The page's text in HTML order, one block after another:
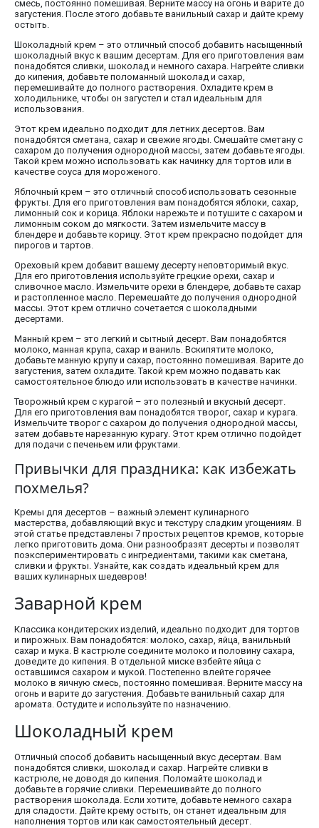
смесь, постоянно помешивая. Верните массу на огонь и варите до
загустения. После этого добавьте ванильный сахар и дайте крему
остыть.
Шоколадный крем – это отличный способ добавить насыщенный
шоколадный вкус к вашим десертам. Для его приготовления вам
понадобятся сливки, шоколад и немного сахара. Нагрейте сливки
до кипения, добавьте поломанный шоколад и сахар,
перемешивайте до полного растворения. Охладите крем в
холодильнике, чтобы он загустел и стал идеальным для
использования.
Этот крем идеально подходит для летних десертов. Вам
понадобятся сметана, сахар и свежие ягоды. Смешайте сметану с
сахаром до получения однородной массы, затем добавьте ягоды.
Такой крем можно использовать как начинку для тортов или в
качестве соуса для мороженого.
Яблочный крем – это отличный способ использовать сезонные
фрукты. Для его приготовления вам понадобятся яблоки, сахар,
лимонный сок и корица. Яблоки нарежьте и потушите с сахаром и
лимонным соком до мягкости. Затем измельчите массу в
блендере и добавьте корицу. Этот крем прекрасно подойдет для
пирогов и тартов.
Ореховый крем добавит вашему десерту неповторимый вкус.
Для его приготовления используйте грецкие орехи, сахар и
сливочное масло. Измельчите орехи в блендере, добавьте сахар
и растопленное масло. Перемешайте до получения однородной
массы. Этот крем отлично сочетается с шоколадными
десертами.
Манный крем – это легкий и сытный десерт. Вам понадобятся
молоко, манная крупа, сахар и ваниль. Вскипятите молоко,
добавьте манную крупу и сахар, постоянно помешивая. Варите до
загустения, затем охладите. Такой крем можно подавать как
самостоятельное блюдо или использовать в качестве начинки.
Творожный крем с курагой – это полезный и вкусный десерт.
Для его приготовления вам понадобятся творог, сахар и курага.
Измельчите творог с сахаром до получения однородной массы,
затем добавьте нарезанную курагу. Этот крем отлично подойдет
для подачи с печеньем или фруктами.
Привычки для праздника: как избежать
похмелья?
Кремы для десертов – важный элемент кулинарного
мастерства, добавляющий вкус и текстуру сладким угощениям. В
этой статье представлены 7 простых рецептов кремов, которые
легко приготовить дома. Они разнообразят десерты и позволят
поэкспериментировать с ингредиентами, такими как сметана,
сливки и фрукты. Узнайте, как создать идеальный крем для
ваших кулинарных шедевров!
Заварной крем
Классика кондитерских изделий, идеально подходит для тортов
и пирожных. Вам понадобятся: молоко, сахар, яйца, ванильный
сахар и мука. В кастрюле соедините молоко и половину сахара,
доведите до кипения. В отдельной миске взбейте яйца с
оставшимся сахаром и мукой. Постепенно влейте горячее
молоко в яичную смесь, постоянно помешивая. Верните массу на
огонь и варите до загустения. Добавьте ванильный сахар для
аромата. Остудите и используйте по назначению.
Шоколадный крем
Отличный способ добавить насыщенный вкус десертам. Вам
понадобятся сливки, шоколад и сахар. Нагрейте сливки в
кастрюле, не доводя до кипения. Поломайте шоколад и
добавьте в горячие сливки. Перемешивайте до полного
растворения шоколада. Если хотите, добавьте немного сахара
для сладости. Дайте крему остыть, он станет идеальным для
наполнения тортов или как самостоятельный десерт.